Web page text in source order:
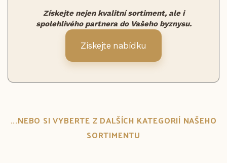
Získejte nejen kvalitní sortiment, ale i
spolehlivého partnera do Vašeho byznysu.
Získejte nabídku
...NEBO SI VYBERTE Z DALŠÍCH KATEGORIÍ NAŠEHO
SORTIMENTU